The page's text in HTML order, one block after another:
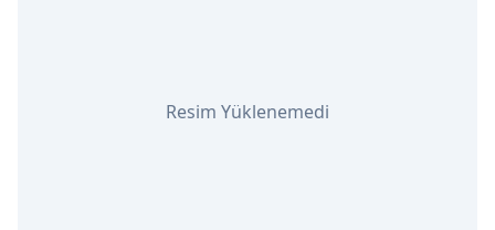
Resim Yüklenemedi